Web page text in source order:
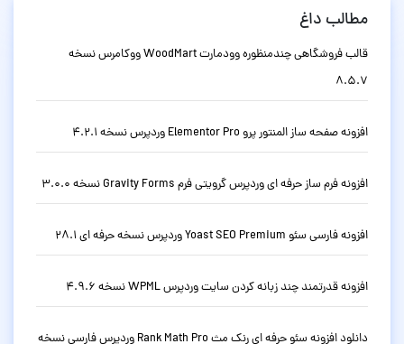
مطالب داغ
قالب فروشگاهی چندمنظوره وودمارت WoodMart ووکامرس نسخه
8.5.7
افزونه صفحه ساز المنتور پرو Elementor Pro وردپرس نسخه 4.2.1
افزونه فرم ساز حرفه ای وردپرس گرویتی فرم Gravity Forms نسخه 3.0.0
افزونه فارسی سئو Yoast SEO Premium وردپرس نسخه حرفه ای 28.1
افزونه قدرتمند چند زبانه کردن سایت وردپرس WPML نسخه 4.9.6
دانلود افزونه سئو حرفه ای رنک مث Rank Math Pro وردپرس فارسی نسخه